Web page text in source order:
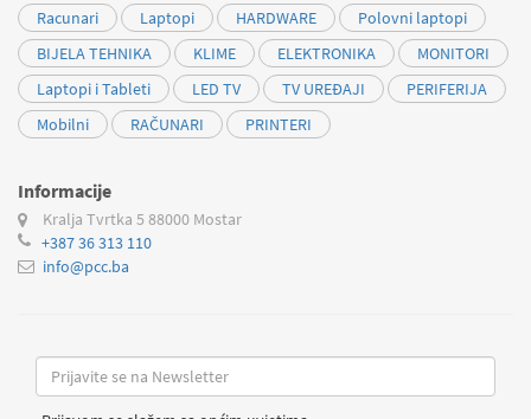
Racunari Laptopi HARDWARE
Polovni laptopi
BIJELA TEHNIKA
KLIME ELEKTRONIKA
MONITORI
Laptopi i Tableti
LED TV TV UREĐAJI
PERIFERIJA
Mobilni
RAČUNARI PRINTERI
Informacije
Kralja Tvrtka 5 88000 Mostar
+387 36 313 110
info@pcc.ba